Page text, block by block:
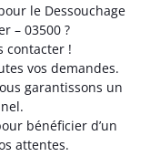
le Dessouchage
– 03500 ?
contacter !
vos demandes.
garantissons un
bénéficier d’un
attentes.